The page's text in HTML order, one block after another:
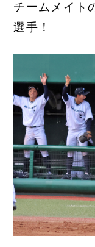
チームメイト
選手！